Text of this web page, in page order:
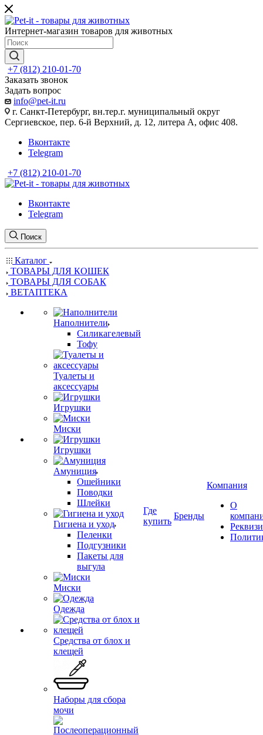
Интернет-магазин товаров для животных
+7 (812) 210-01-70
Заказать звонок
Задать вопрос
info@pet-it.ru
г. Санкт-Петербург, вн.тер.г. муниципальный округ
Сергиевское, пер. 6-й Верхний, д. 12, литера А, офис 408.
Вконтакте
Telegram
+7 (812) 210-01-70
Вконтакте
Telegram
Поиск
Каталог
ТОВАРЫ ДЛЯ КОШЕК
ТОВАРЫ ДЛЯ СОБАК
ВЕТАПТЕКА
Наполнители
Силикагелевый
Тофу
Туалеты и
аксессуары
Игрушки
Миски
Игрушки
Амуниция
Ошейники
Поводки
Шлейки
Гигиена и уход
Пеленки
Подгузники
Пакеты для
выгула
Миски
Одежда
Средства от блох и
клещей
Наборы для сбора
мочи
Где
купить
Бренды
Компания
О